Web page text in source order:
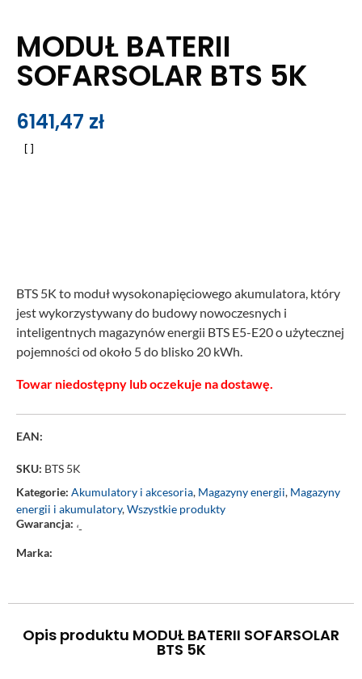
MODUŁ BATERII
SOFARSOLAR BTS 5K
6141,47 zł
BTS 5K to moduł wysokonapięciowego akumulatora, który
jest wykorzystywany do budowy nowoczesnych i
inteligentnych magazynów energii BTS E5-E20 o użytecznej
pojemności od około 5 do blisko 20 kWh.
Towar niedostępny lub oczekuje na dostawę.
EAN:
SKU: BTS 5K
Kategorie: Akumulatory i akcesoria, Magazyny energii, Magazyny
energii i akumulatory,Wszystkie produkty
Gwarancja: ‘-
Marka:
Opis produktu MODUŁ BATERII SOFARSOLAR
BTS 5K